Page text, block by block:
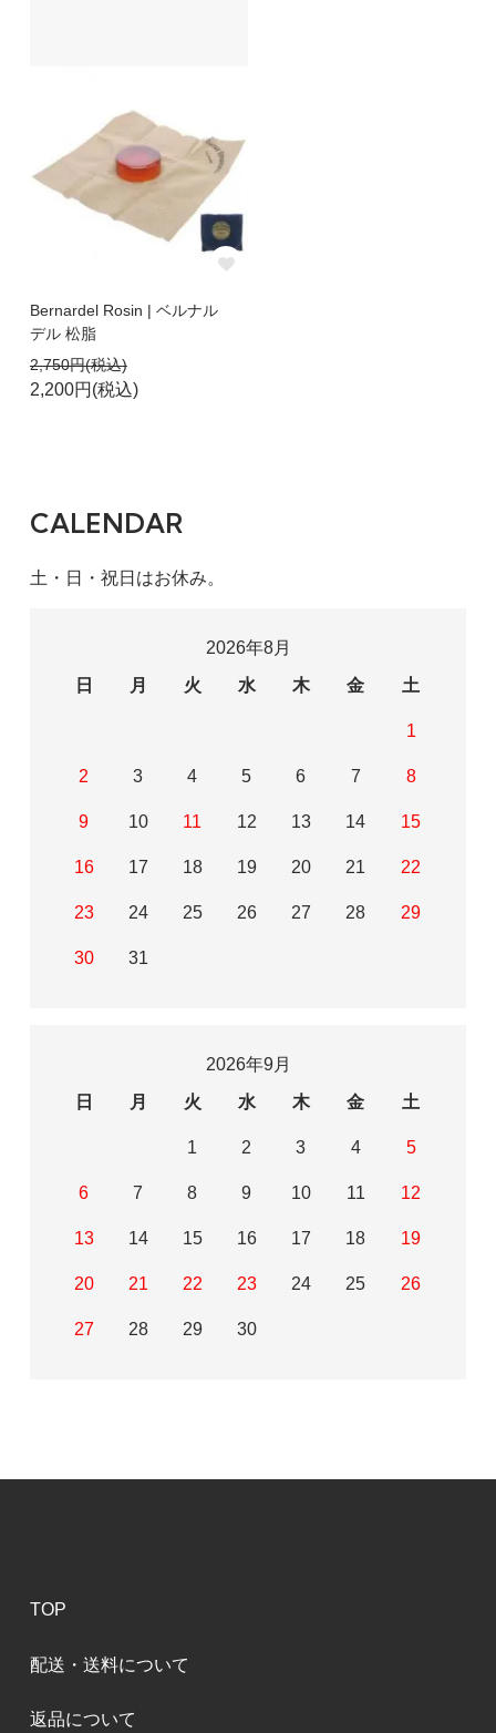
Bernardel Rosin | ベルナル
デル 松脂
2,750円(税込)
2,200円(税込)
CALENDAR
土・日・祝日はお休み。
2026年8月
日
月 火 水 木 金 土
1
2 3 4 5 6 7 8
9 10 11 12 13 14 15
16 17 18 19 20 21 22
23 24 25 26 27 28 29
30 31
2026年9月
日
月 火 水 木 金 土
1 2 3 4 5
6 7 8 9 10 11 12
13 14 15 16 17 18 19
20 21 22 23 24 25 26
27 28 29 30
TOP
配送・送料について
返品について